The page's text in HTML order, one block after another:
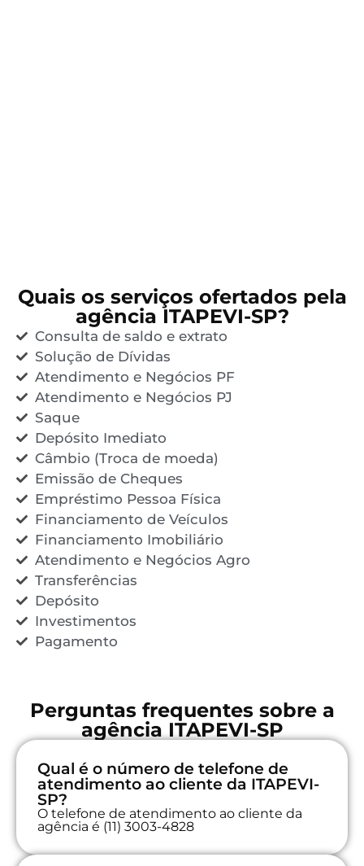
Quais os serviços ofertados pela
agência ITAPEVI-SP?
Consulta de saldo e extrato
Solução de Dívidas
Atendimento e Negócios PF
Atendimento e Negócios PJ
Saque
Depósito Imediato
Câmbio (Troca de moeda)
Emissão de Cheques
Empréstimo Pessoa Física
Financiamento de Veículos
Financiamento Imobiliário
Atendimento e Negócios Agro
Transferências
Depósito
Investimentos
Pagamento
Perguntas frequentes sobre a
agência ITAPEVI-SP
Qual é o número de telefone de
atendimento ao cliente da ITAPEVI-
SP?
O telefone de atendimento ao cliente da
agência é (11) 3003-4828